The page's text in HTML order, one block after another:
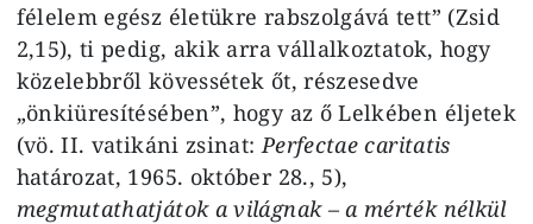
félelem egész életükre rabszolgává tett” (Zsid
2,15), ti pedig, akik arra vállalkoztatok, hogy
közelebbről kövessétek őt, részesedve
„önkiüresítésében”, hogy az ő Lelkében éljetek
(vö. II. vatikáni zsinat: Perfectae caritatis
határozat, 1965. október 28., 5),
megmutathatjátok a világnak – a mérték nélkül